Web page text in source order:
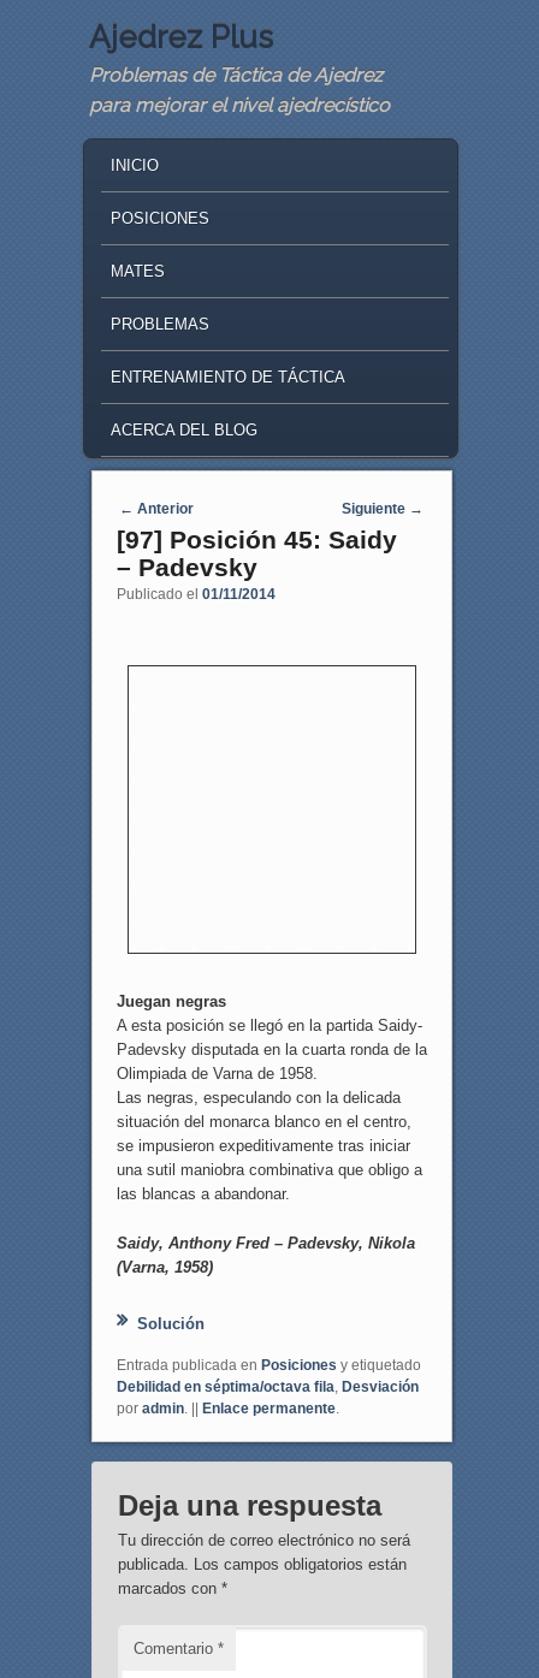
Ajedrez Plus
Problemas de Táctica de Ajedrez
para mejorar el nivel ajedrecístico
SKIP TO PRIMARY CONTENT
SKIP TO SECONDARY CONTENT
INICIO
POSICIONES
MATES
PROBLEMAS
ENTRENAMIENTO DE TÁCTICA
ACERCA DEL BLOG
Navegaci�n de entradas
← Anterior Siguiente →
[97] Posición 45: Saidy
– Padevsky
Publicado el 01/11/2014
Juegan negras
A esta posición se llegó en la partida Saidy-
Padevsky disputada en la cuarta ronda de la
Olimpiada de Varna de 1958.
Las negras, especulando con la delicada
situación del monarca blanco en el centro,
se impusieron expeditivamente tras iniciar
una sutil maniobra combinativa que obligo a
las blancas a abandonar.
Saidy, Anthony Fred – Padevsky, Nikola
(Varna, 1958)
Solución
Entrada publicada en Posiciones y etiquetado
Debilidad en séptima/octava fila Desviación
por admin. || Enlace permanente.
Deja una respuesta
Tu dirección de correo electrónico no será
publicada. Los campos obligatorios están
marcados con *
Comentario *